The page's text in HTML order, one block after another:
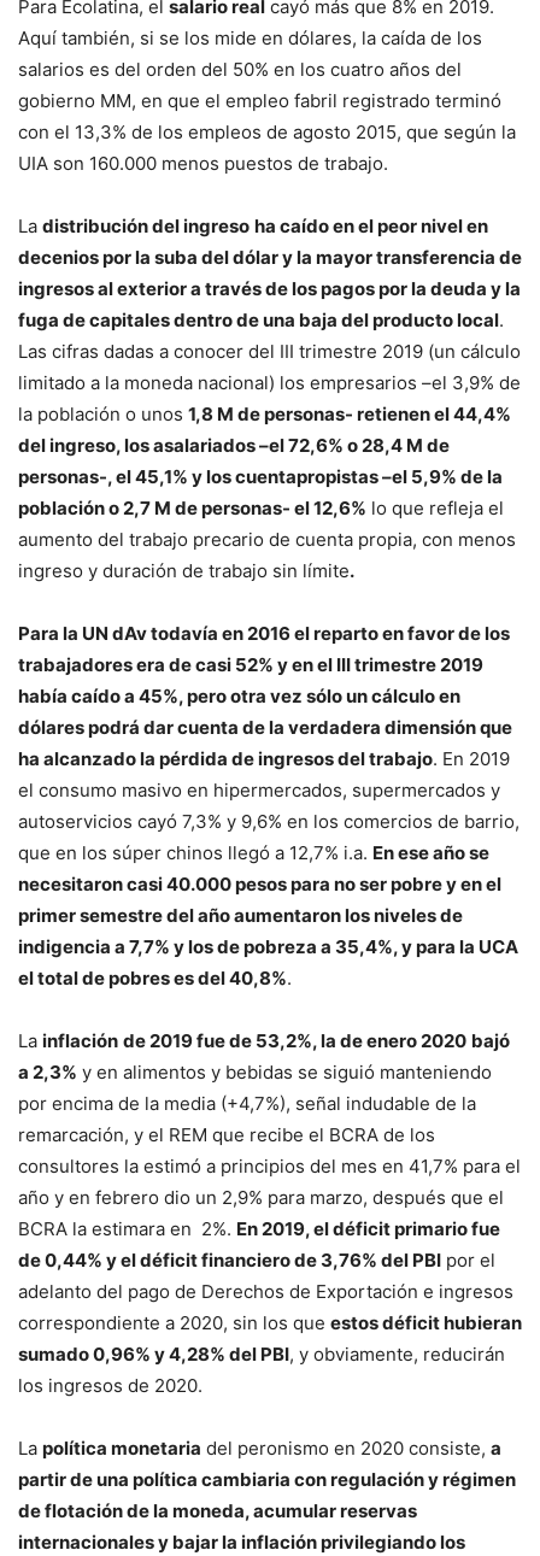
Para Ecolatina, el salario real cayó más que 8% en 2019.
Aquí también, si se los mide en dólares, la caída de los
salarios es del orden del 50% en los cuatro años del
gobierno MM, en que el empleo fabril registrado terminó
con el 13,3% de los empleos de agosto 2015, que según la
UIA son 160.000 menos puestos de trabajo.
La distribución del ingreso ha caído en el peor nivel en
decenios por la suba del dólar y la mayor transferencia de
ingresos al exterior a través de los pagos por la deuda y la
fuga de capitales dentro de una baja del producto local.
Las cifras dadas a conocer del III trimestre 2019 (un cálculo
limitado a la moneda nacional) los empresarios –el 3,9% de
la población o unos 1,8 M de personas- retienen el 44,4%
del ingreso, los asalariados –el 72,6% o 28,4 M de
personas-, el 45,1% y los cuentapropistas –el 5,9% de la
población o 2,7 M de personas- el 12,6% lo que refleja el
aumento del trabajo precario de cuenta propia, con menos
ingreso y duración de trabajo sin límite.
Para la UN dAv todavía en 2016 el reparto en favor de los
trabajadores era de casi 52% y en el III trimestre 2019
había caído a 45%, pero otra vez sólo un cálculo en
dólares podrá dar cuenta de la verdadera dimensión que
ha alcanzado la pérdida de ingresos del trabajo. En 2019
el consumo masivo en hipermercados, supermercados y
autoservicios cayó 7,3% y 9,6% en los comercios de barrio,
que en los súper chinos llegó a 12,7% i.a. En ese año se
necesitaron casi 40.000 pesos para no ser pobre y en el
primer semestre del año aumentaron los niveles de
indigencia a 7,7% y los de pobreza a 35,4%, y para la UCA
el total de pobres es del 40,8%.
La inflación de 2019 fue de 53,2%, la de enero 2020 bajó
a 2,3% y en alimentos y bebidas se siguió manteniendo
por encima de la media (+4,7%), señal indudable de la
remarcación, y el REM que recibe el BCRA de los
consultores la estimó a principios del mes en 41,7% para el
año y en febrero dio un 2,9% para marzo, después que el
BCRA la estimara en 2%. En 2019, el déficit primario fue
de 0,44% y el déficit financiero de 3,76% del PBI por el
adelanto del pago de Derechos de Exportación e ingresos
correspondiente a 2020, sin los que estos déficit hubieran
sumado 0,96% y 4,28% del PBI, y obviamente, reducirán
los ingresos de 2020.
La política monetaria del peronismo en 2020 consiste, a
partir de una política cambiaria con regulación y régimen
de flotación de la moneda, acumular reservas
internacionales y bajar la inflación privilegiando los